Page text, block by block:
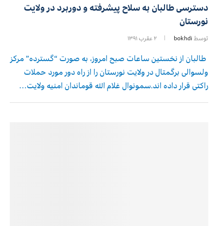
دسترسی طالبان به سلاح پیشرفته و دوربرد در ولایت
نورستان
توسط bokhdi ۲ عقرب ۱۳۹۱
طالبان از نخستین ساعات صبح امروز، به صورت “گسترده” مرکز
ولسوالی برگمتال در ولایت نورستان را از راه دور مورد حملات
راکتی قرار داده اند.سمونوال غلام الله قوماندان امنیه ولایت…